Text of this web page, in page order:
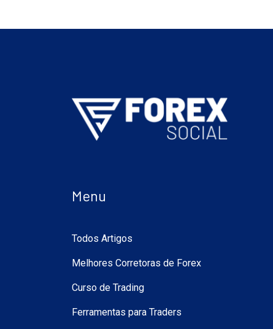
Menu
Todos Artigos
Melhores Corretoras de Forex
Curso de Trading
Ferramentas para Traders